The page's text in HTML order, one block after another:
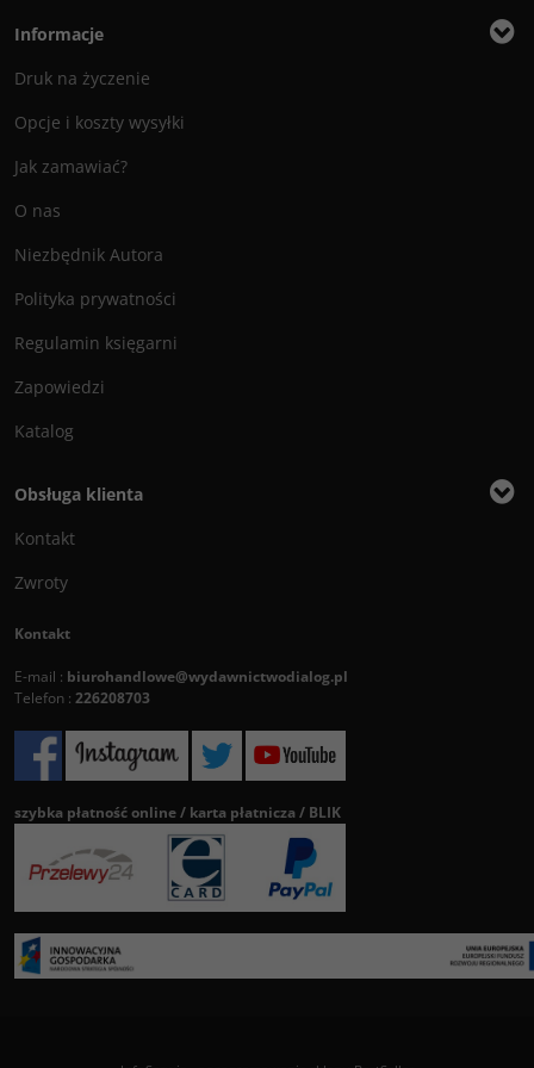
Informacje
Druk na życzenie
Opcje i koszty wysyłki
Jak zamawiać?
O nas
Niezbędnik Autora
Polityka prywatności
Regulamin księgarni
Zapowiedzi
Katalog
Obsługa klienta
Kontakt
Zwroty
Kontakt
E-mail : biurohandlowe@wydawnictwodialog.pl
Telefon : 226208703
szybka płatność online / karta płatnicza / BLIK